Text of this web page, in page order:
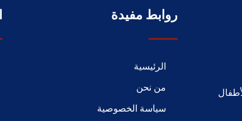
روابط مفيدة
الرئيسية
من نحن
سياسة الخصوصية